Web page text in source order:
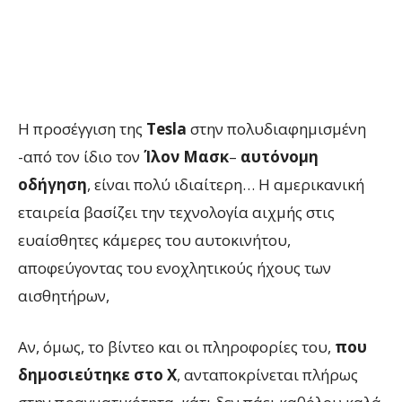
Η προσέγγιση της Tesla στην πολυδιαφημισμένη
-από τον ίδιο τον Ίλον Μασκ– αυτόνομη
οδήγηση, είναι πολύ ιδιαίτερη… Η αμερικανική
εταιρεία βασίζει την τεχνολογία αιχμής στις
ευαίσθητες κάμερες του αυτοκινήτου,
αποφεύγοντας του ενοχλητικούς ήχους των
αισθητήρων,
Αν, όμως, το βίντεο και οι πληροφορίες του, που
δημοσιεύτηκε στο X, ανταποκρίνεται πλήρως